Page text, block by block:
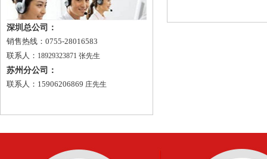
深圳总公司：
销售热线：0755-28016583
联系人： 18929323871 张先生
苏州分公司：
联系人：15906206869 庄先生